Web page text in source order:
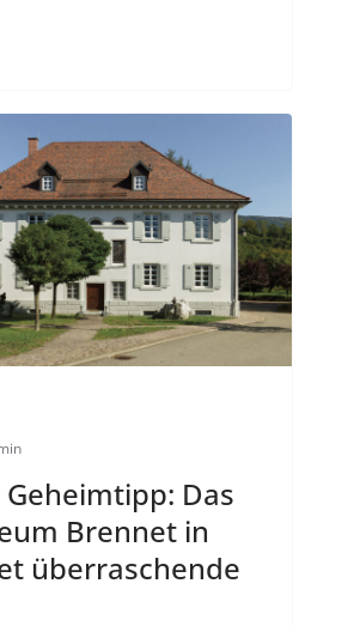
Das
Brennet in
überraschende